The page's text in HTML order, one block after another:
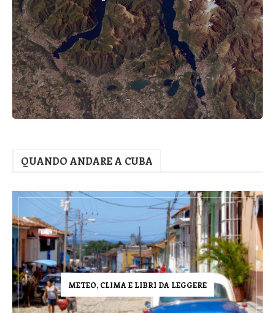
QUANDO ANDARE A CUBA
METEO, CLIMA E LIBRI DA LEGGERE